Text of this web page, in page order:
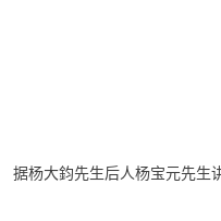
据杨大鈞先生后人杨宝元先生